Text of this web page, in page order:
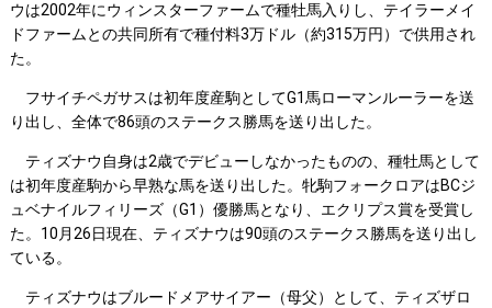
ウは2002年にウィンスターファームで種牡馬入りし、テイラーメイ
ドファームとの共同所有で種付料3万ドル（約315万円）で供用され
た。
フサイチペガサスは初年度産駒としてG1馬ローマンルーラーを送
り出し、全体で86頭のステークス勝馬を送り出した。
ティズナウ自身は2歳でデビューしなかったものの、種牡馬として
は初年度産駒から早熟な馬を送り出した。牝駒フォークロアはBCジ
ュベナイルフィリーズ（G1）優勝馬となり、エクリプス賞を受賞し
た。10月26日現在、ティズナウは90頭のステークス勝馬を送り出し
ている。
ティズナウはブルードメアサイアー（母父）として、ティズザロ